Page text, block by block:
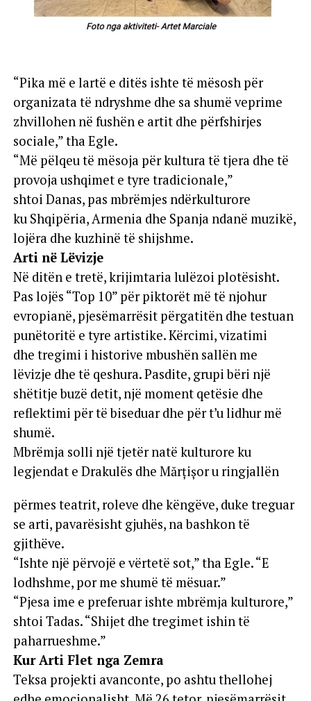
“Pika më e lartë e ditës ishte të mësosh për
organizata të ndryshme dhe sa shumë veprime
zhvillohen në fushën e artit dhe përfshirjes
sociale,” tha Egle.
“Më pëlqeu të mësoja për kultura të tjera dhe të
provoja ushqimet e tyre tradicionale,”
shtoi Danas, pas mbrëmjes ndërkulturore
ku Shqipëria, Armenia dhe Spanja ndanë muzikë,
lojëra dhe kuzhinë të shijshme.
Arti në Lëvizje
Në ditën e tretë, krijimtaria lulëzoi plotësisht.
Pas lojës “Top 10” për piktorët më të njohur
evropianë, pjesëmarrësit përgatitën dhe testuan
punëtoritë e tyre artistike. Kërcimi, vizatimi
dhe tregimi i historive mbushën sallën me
lëvizje dhe të qeshura. Pasdite, grupi bëri një
shëtitje buzë detit, një moment qetësie dhe
reflektimi për të biseduar dhe për t’u lidhur më
shumë.
Mbrëmja solli një tjetër natë kulturore ku
legjendat e Drakulës dhe Mărțișor u ringjallën
përmes teatrit, roleve dhe këngëve, duke treguar
se arti, pavarësisht gjuhës, na bashkon të
gjithëve.
“Ishte një përvojë e vërtetë sot,” tha Egle. “E
lodhshme, por me shumë të mësuar.”
“Pjesa ime e preferuar ishte mbrëmja kulturore,”
shtoi Tadas. “Shijet dhe tregimet ishin të
paharrueshme.”
Kur Arti Flet nga Zemra
Teksa projekti avanconte, po ashtu thellohej